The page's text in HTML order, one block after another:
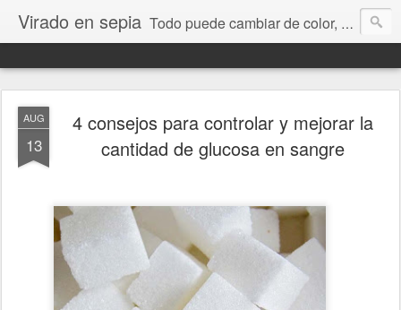
Virado en sepia Todo puede cambiar de color, depende de nosotros y de nuestra capacidad para aprender a mirar. Hablamos de sociedad, economía, empresa, política, RRHH, formación. De Historia reciente, de educación y de temas sociales.
AUG
13
4 consejos para controlar y mejorar la
cantidad de glucosa en sangre